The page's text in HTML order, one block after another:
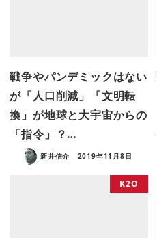
戦争やパンデミックはない
が「人口削減」「文明転
換」が地球と大宇宙からの
「指令」？…
新井信介 2019年11月8日
K2O